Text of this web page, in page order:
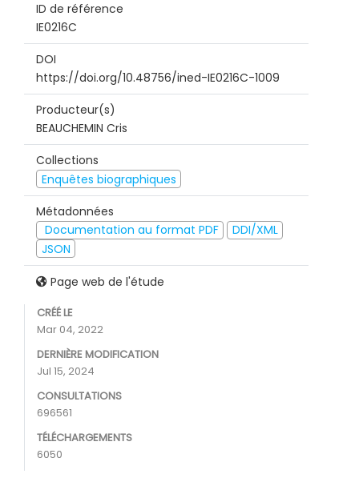
ID de référence
IE0216C
DOI
https://doi.org/10.48756/ined-IE0216C-1009
Producteur(s)
BEAUCHEMIN Cris
Collections
Enquêtes biographiques
Métadonnées
Documentation au format PDF
DDI/XML
JSON
Page web de l'étude
CRÉÉ LE
Mar 04, 2022
DERNIÈRE MODIFICATION
Jul 15, 2024
CONSULTATIONS
696561
TÉLÉCHARGEMENTS
6050